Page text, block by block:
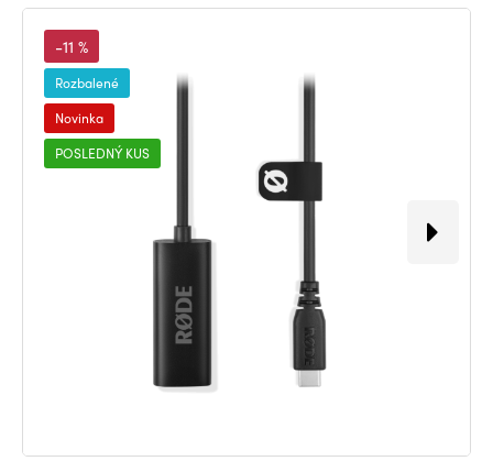
-11 %
Rozbalené
Novinka
POSLEDNÝ KUS